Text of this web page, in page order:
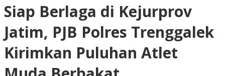
Kejurprov
Jatim,
PJB
Polres
Trenggalek
Kirimkan
Puluhan
Siap Berlaga di Kejurprov
Jatim, PJB Polres Trenggalek
Kirimkan Puluhan Atlet